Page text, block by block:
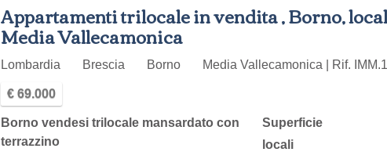
Appartamenti trilocale in vendita , Borno,
Media Vallecamonica
Lombardia Brescia Borno Media Vallecamonica | Rif.
€ 69.000
Borno vendesi trilocale mansardato con
terrazzino
Superficie
locali